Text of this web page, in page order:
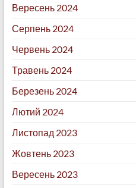
Вересень 2024
Серпень 2024
Червень 2024
Травень 2024
Березень 2024
Лютий 2024
Листопад 2023
Жовтень 2023
Вересень 2023